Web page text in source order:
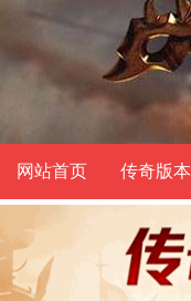
网站首页 传奇版本